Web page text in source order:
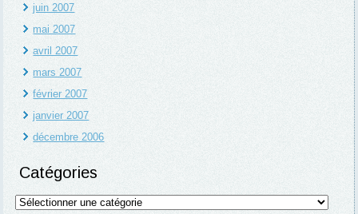
juin 2007
mai 2007
avril 2007
mars 2007
février 2007
janvier 2007
décembre 2006
Catégories
Catégories